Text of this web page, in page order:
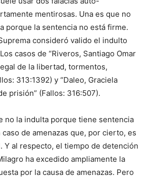
mentirosas. Una es que no
porque la sentencia no está firme.
consideró valido el indulto
casos de “Riveros, Santiago Omar
de la libertad, tormentos,
313:1392) y “Daleo, Graciela
prisión” (Fallos: 316:507).
no la indulta porque tiene sentencia
de amenazas que, por cierto, es
Y al respecto, el tiempo de detención
ha excedido ampliamente la
por la causa de amenazas. Pero